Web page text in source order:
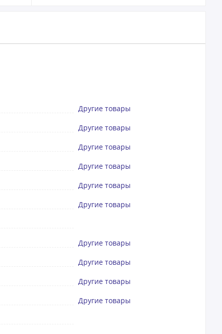
Другие товары
Другие товары
Другие товары
Другие товары
Другие товары
Другие товары
Другие товары
Другие товары
Другие товары
Другие товары